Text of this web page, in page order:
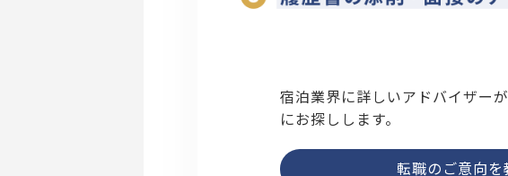
宿泊業界に詳しいアドバイザー
にお探しします。
転職のご意向を